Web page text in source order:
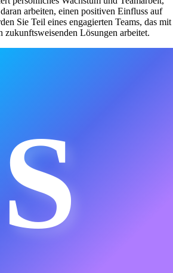
arbeiten, einen positiven Einfluss auf
Sie Teil eines engagierten Teams, das mit
zukunftsweisenden Lösungen arbeitet.
S